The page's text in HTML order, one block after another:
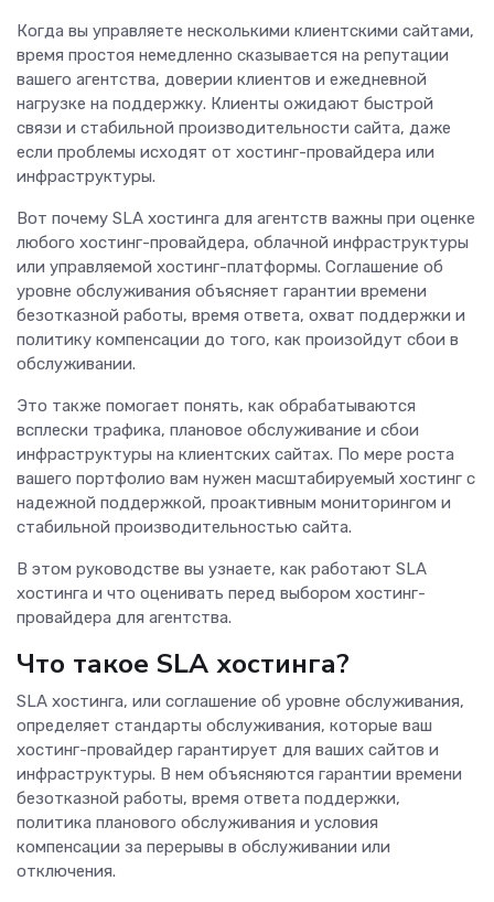
Когда вы управляете несколькими клиентскими сайтами,
время простоя немедленно сказывается на репутации
вашего агентства, доверии клиентов и ежедневной
нагрузке на поддержку. Клиенты ожидают быстрой
связи и стабильной производительности сайта, даже
если проблемы исходят от хостинг-провайдера или
инфраструктуры.
Вот почему SLA хостинга для агентств важны при оценке
любого хостинг-провайдера, облачной инфраструктуры
или управляемой хостинг-платформы. Соглашение об
уровне обслуживания объясняет гарантии времени
безотказной работы, время ответа, охват поддержки и
политику компенсации до того, как произойдут сбои в
обслуживании.
Это также помогает понять, как обрабатываются
всплески трафика, плановое обслуживание и сбои
инфраструктуры на клиентских сайтах. По мере роста
вашего портфолио вам нужен масштабируемый хостинг с
надежной поддержкой, проактивным мониторингом и
стабильной производительностью сайта.
В этом руководстве вы узнаете, как работают SLA
хостинга и что оценивать перед выбором хостинг-
провайдера для агентства.
Что такое SLA хостинга?
SLA хостинга, или соглашение об уровне обслуживания,
определяет стандарты обслуживания, которые ваш
хостинг-провайдер гарантирует для ваших сайтов и
инфраструктуры. В нем объясняются гарантии времени
безотказной работы, время ответа поддержки,
политика планового обслуживания и условия
компенсации за перерывы в обслуживании или
отключения.